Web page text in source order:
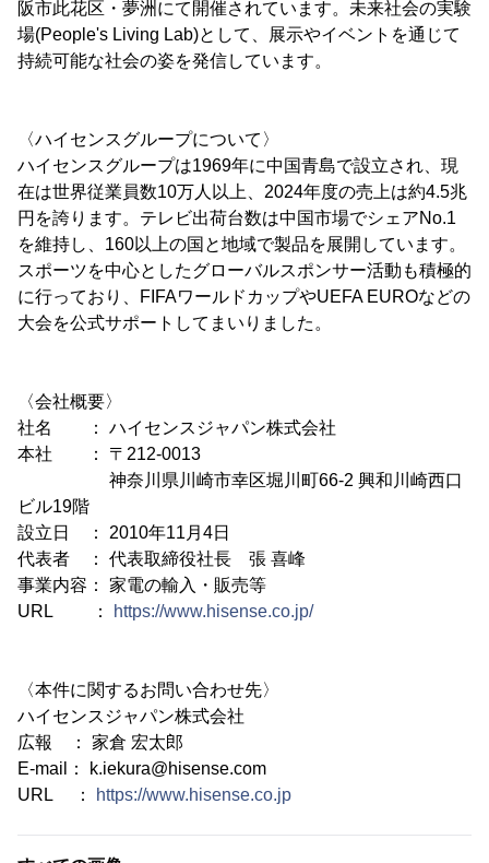
阪市此花区・夢洲にて開催されています。未来社会の実験
場(People's Living Lab)として、展示やイベントを通じて
持続可能な社会の姿を発信しています。
〈ハイセンスグループについて〉
ハイセンスグループは1969年に中国青島で設立され、現
在は世界従業員数10万人以上、2024年度の売上は約4.5兆
円を誇ります。テレビ出荷台数は中国市場でシェアNo.1
を維持し、160以上の国と地域で製品を展開しています。
スポーツを中心としたグローバルスポンサー活動も積極的
に行っており、FIFAワールドカップやUEFA EUROなどの
大会を公式サポートしてまいりました。
〈会社概要〉
社名 ： ハイセンスジャパン株式会社
本社 ： 〒212-0013
神奈川県川崎市幸区堀川町66-2 興和川崎西口
ビル19階
設立日 ： 2010年11月4日
代表者 ： 代表取締役社長 張 喜峰
事業内容： 家電の輸入・販売等
URL ：
https://www.hisense.co.jp/
〈本件に関するお問い合わせ先〉
ハイセンスジャパン株式会社
広報 ： 家倉 宏太郎
E-mail： k.iekura@hisense.com
URL ：
https://www.hisense.co.jp